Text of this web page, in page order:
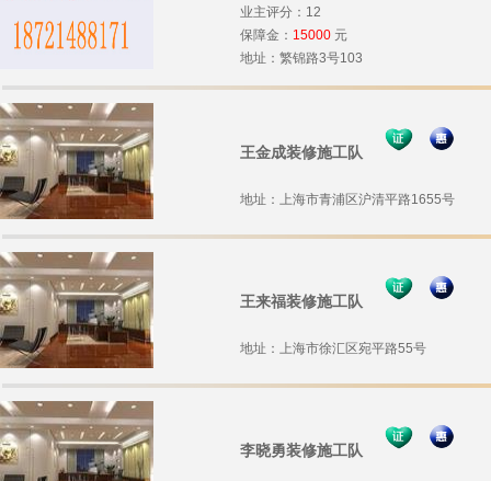
业主评分：12
保障金： 15000 元
地址：繁锦路3号103
王金成装修施工队
地址：上海市青浦区沪清平路1655号
王来福装修施工队
地址：上海市徐汇区宛平路55号
李晓勇装修施工队